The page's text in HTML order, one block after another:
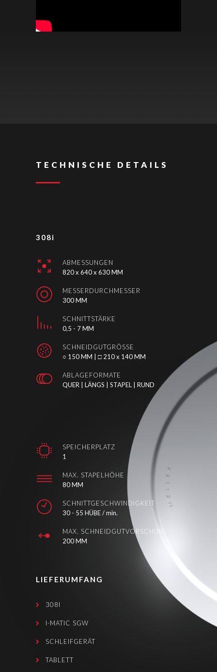
TECHNISCHE DETAILS
308i
ABMESSUNGEN
820 x 640 x 630 MM
MESSERDURCHMESSER
300 MM
SCHNITTSTÄRKE
0,5 - 7 MM
SCHNEIDGUTGRÖSSE
○ 150 MM | □ 210 x 140 MM
ABLAGEFORMATE
QUER | LÄNGS | STAPEL | RUND
SPEICHERPLATZ
1
MAX. STAPELHÖHE
80 MM
SCHNITTGESCHWINDIGKEIT
30 - 55 HÜBE / min.
MAX. SCHNEIDGUTVORSCHUB
200 MM
LIEFERUMFANG
308I
I-MATIC SGW
SCHLEIFGERÄT
TABLETT